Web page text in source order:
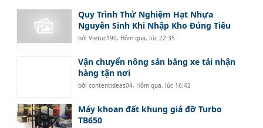
Quy Trình Thử Nghiệm Hạt Nhựa
Nguyên Sinh Khi Nhập Kho Đúng Tiêu
bởiVietuc190, Hôm qua, lúc 22:35
Vận chuyển nông sản bằng xe tải nhận
hàng tận nơi
bởicontentideas04, Hôm qua, lúc 16:42
Máy khoan đất khung giá đỡ Turbo
TB650